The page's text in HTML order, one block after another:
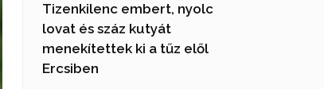
Tizenkilenc embert, nyolc
lovat és száz kutyát
menekítettek ki a tűz elől
Ercsiben